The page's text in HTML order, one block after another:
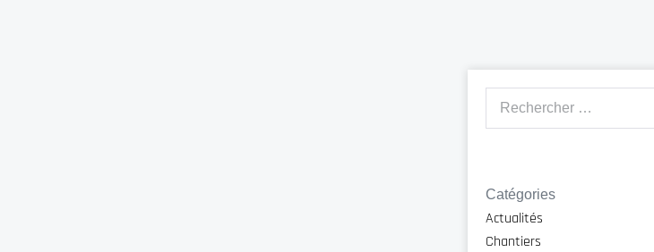
Catégories
Actualités
Chantiers